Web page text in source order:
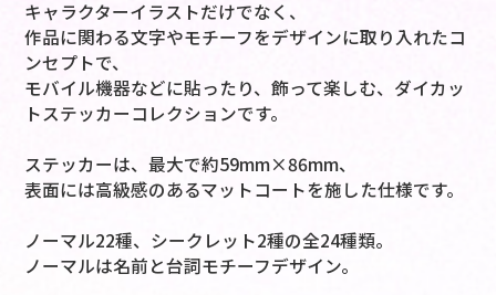
キャラクターイラストだけでなく、
作品に関わる文字やモチーフをデザインに取り入れたコ
ンセプトで、
モバイル機器などに貼ったり、飾って楽しむ、ダイカッ
トステッカーコレクションです。
ステッカーは、最大で約59mm×86mm、
表面には高級感のあるマットコートを施した仕様です。
ノーマル22種、シークレット2種の全24種類。
ノーマルは名前と台詞モチーフデザイン。